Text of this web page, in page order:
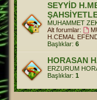
SEYYİD
MUHAMMET
Alt forumlar:
H.CEMAL
Başlıklar: 6
HORASAN
ERZURUM
Başlıklar: 1